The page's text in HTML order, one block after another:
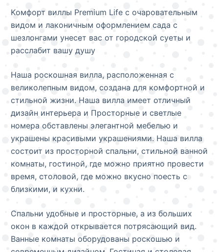
Kомфорт виллы Premium Life с очаровательным
видом и лаконичным оформлением сада с
шезлонгами унесет вас от городской суеты и
расслабит вашу душу
Наша роскошная вилла, расположенная с
великолепным видом, создана для комфортной и
стильной жизни. Наша вилла имеет отличный
дизайн интерьера и Просторные и светлые
номера обставлены элегантной мебелью и
украшены красивыми украшениями. Наша вилла
состоит из просторной спальни, стильной ванной
комнаты, гостиной, где можно приятно провести
время, столовой, где можно вкусно поесть с
близкими, и кухни.
Спальни удобные и просторные, а из больших
окон в каждой открывается потрясающий вид.
Ванные комнаты оборудованы роскошью и